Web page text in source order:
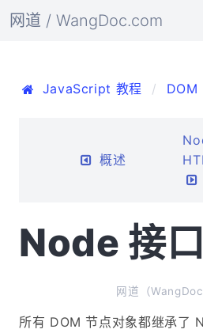
网道 / WangDoc.com
JavaScript 教程 DOM
概述
Node 接口
网道（
所有 DOM 节点对象都继承了